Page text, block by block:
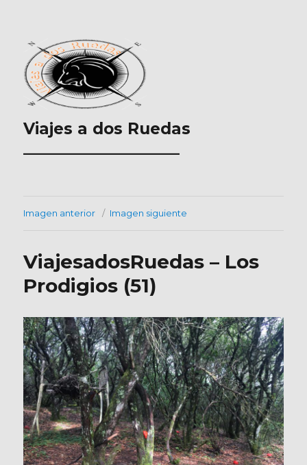
Viajes a dos Ruedas
___________________
Imagen anterior Imagen siguiente
ViajesadosRuedas – Los
Prodigios (51)